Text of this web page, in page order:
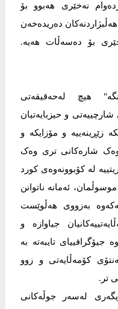
نەخێری هەبوو بۆ
دەریدەخەن
بۆ دەسەڵات هەیە.
هیچ لەحەقیقەتی
و حیزبایەتیان
زێڕینەییە و مۆزایکە و
وەک شارەکانی تری وەک
لە کۆبوونەوەی کورد
ئەمانە ناتوانن
بەزووی هەڵوێست
جیاوازە و
جیۆگرافییای تایبەتە بە
کۆمەڵایەتی و زوو
تر.
لەسەر جوڵەکانی